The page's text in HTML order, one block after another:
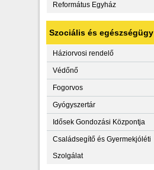
Református Egyház
Szociális és egészségügy
Háziorvosi rendelő
Védőnő
Fogorvos
Gyógyszertár
Idősek Gondozási Központja
Családsegítő és Gyermekjóléti
Szolgálat